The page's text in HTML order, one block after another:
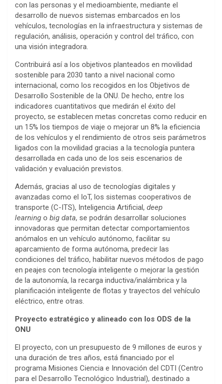
con las personas y el medioambiente, mediante el
desarrollo de nuevos sistemas embarcados en los
vehículos, tecnologías en la infraestructura y sistemas de
regulación, análisis, operación y control del tráfico, con
una visión integradora.
Contribuirá así a los objetivos planteados en movilidad
sostenible para 2030 tanto a nivel nacional como
internacional, como los recogidos en los Objetivos de
Desarrollo Sostenible de la ONU. De hecho, entre los
indicadores cuantitativos que medirán el éxito del
proyecto, se establecen metas concretas como reducir en
un 15% los tiempos de viaje o mejorar un 8% la eficiencia
de los vehículos y el rendimiento de otros seis parámetros
ligados con la movilidad gracias a la tecnología puntera
desarrollada en cada uno de los seis escenarios de
validación y evaluación previstos.
Además, gracias al uso de tecnologías digitales y
avanzadas como el IoT, los sistemas cooperativos de
transporte (C-ITS), Inteligencia Artificial, deep
learning o big data, se podrán desarrollar soluciones
innovadoras que permitan detectar comportamientos
anómalos en un vehículo autónomo, facilitar su
aparcamiento de forma autónoma, predecir las
condiciones del tráfico, habilitar nuevos métodos de pago
en peajes con tecnología inteligente o mejorar la gestión
de la autonomía, la recarga inductiva/inalámbrica y la
planificación inteligente de flotas y trayectos del vehículo
eléctrico, entre otras.
Proyecto estratégico y alineado con los ODS de la
ONU
El proyecto, con un presupuesto de 9 millones de euros y
una duración de tres años, está financiado por el
programa Misiones Ciencia e Innovación del CDTI (Centro
para el Desarrollo Tecnológico Industrial), destinado a